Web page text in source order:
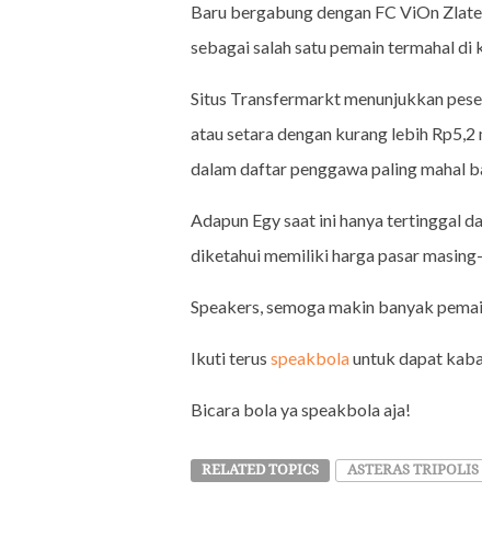
Baru bergabung dengan FC ViOn
sebagai salah satu pemain termahal di
Situs Transfermarkt menunjukkan
atau setara dengan kurang lebih
dalam daftar penggawa paling mahal
Adapun Egy saat ini hanya tertinggal
diketahui memiliki harga pasar
Speakers, semoga makin banyak
Ikuti terus speakbolauntuk dapat
Bicara bola ya speakbola aja!
RELATED TOPICS ASTERAS TRIPOLIS